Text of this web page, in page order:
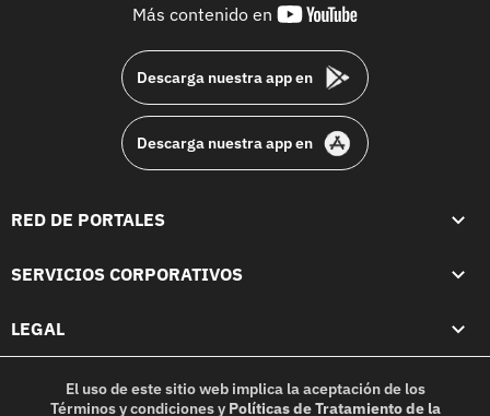
Más contenido en
youtube-
Descarga nuestra app en
Descarga nuestra app en
RED DE PORTALES
SERVICIOS CORPORATIVOS
LEGAL
El uso de este sitio web implica la aceptación de los
Términos y condicionesy Políticas de Tratamiento de la